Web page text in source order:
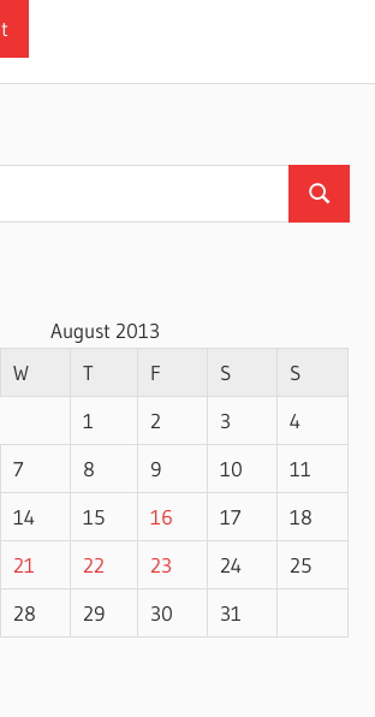
Search
August 2013
W T F S
S
1
2 3
4
7 8 9 10
11
14 15 16 17
18
21 22 23 24
25
28 29 30 31